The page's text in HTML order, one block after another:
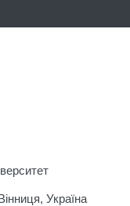
Україна